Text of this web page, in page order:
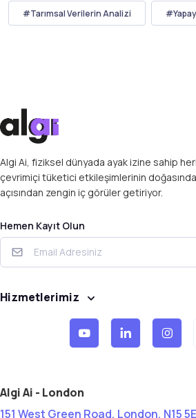
#Tarımsal Verilerin Analizi
Algi Ai, fiziksel dünyada ayak izine sahip
çevrimiçi tüketici etkileşimlerinin
açısından zengin iç görüler getiriyor.
Hemen Kayıt Olun
Hizmetlerimiz
Algi Ai - London
151 West Green Road, London, N15